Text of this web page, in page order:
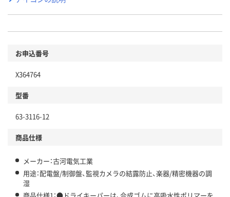
お申込番号
X364764
型番
63-3116-12
商品仕様
メーカー：古河電気工業
用途：配電盤/制御盤、監視カメラの結露防止、楽器/精密機器の調
湿